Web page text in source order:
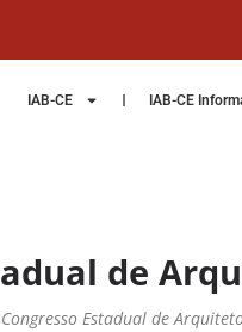
IAB-CE IAB-CE
de
Estadual de